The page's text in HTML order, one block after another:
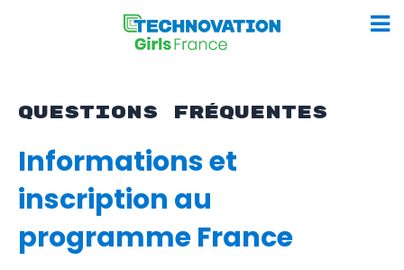
QUESTIONS FRÉQUENTES
Informations et
inscription au
programme France